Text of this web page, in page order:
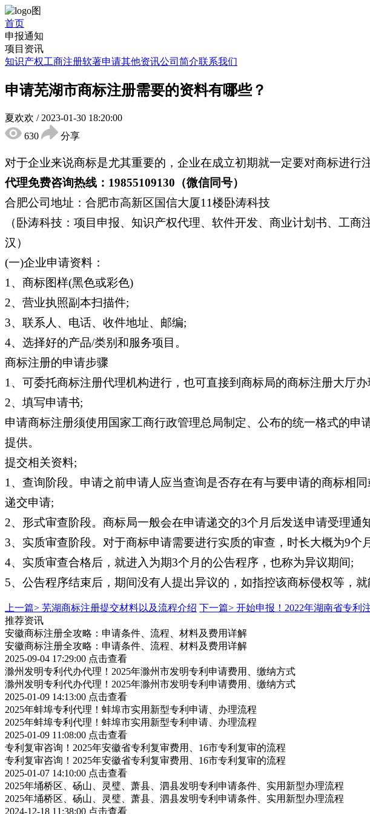
首页
申报通知
项目资讯
知识产权工商注册软著申请其他资讯公司简介联系我们
申请芜湖市商标注册需要的资料有哪些？
夏欢欢 / 2023-01-30 18:20:00
630
分享
对于企业来说商标是尤其重要的，企业在成立初期就一定要对商标进行
代理免费咨询热线：19855109130（微信同号）
合肥公司地址：合肥市高新区国信大厦11楼卧涛科技
（卧涛科技：项目申报、知识产权代理、软件开发、商业计划书、工
汉）
(一)企业申请资料：
1、商标图样(黑色或彩色)
2、营业执照副本扫描件;
3、联系人、电话、收件地址、邮编;
4、选择好的产品/类别和服务项目。
商标注册的申请步骤
1、可委托商标注册代理机构进行，也可直接到商标局的商标注册大厅办
2、填写申请书;
申请商标注册须使用国家工商行政管理总局制定、公布的统一格式的
提供。
提交相关资料;
1、查询阶段。申请之前申请人应当查询是否存在有与要申请的商标相
递交申请;
2、形式审查阶段。商标局一般会在申请递交的3个月后发送申请受理通
3、实质审查阶段。对于商标申请需要进行实质的审查，时长大概为9个月
4、实质审查合格后，就进入为期3个月的公告程序，也称为异议期间;
5、公告程序结束后，期间没有人提出异议的，如指控该商标侵权等，就
上一篇> 芜湖商标注册提交材料以及流程介绍 下一篇> 开始申报！2022年湖南省专利
推荐资讯
安徽商标注册全攻略：申请条件、流程、材料及费用详解
安徽商标注册全攻略：申请条件、流程、材料及费用详解
2025-09-04 17:29:00 点击查看
滁州发明专利代办代理！2025年滁州市发明专利申请费用、缴纳方式
滁州发明专利代办代理！2025年滁州市发明专利申请费用、缴纳方式
2025-01-09 14:13:00 点击查看
2025年蚌埠专利代理！蚌埠市实用新型专利申请、办理流程
2025年蚌埠专利代理！蚌埠市实用新型专利申请、办理流程
2025-01-09 11:08:00 点击查看
专利复审咨询！2025年安徽省专利复审费用、16市专利复审的流程
专利复审咨询！2025年安徽省专利复审费用、16市专利复审的流程
2025-01-07 14:10:00 点击查看
2025年埇桥区、砀山、灵璧、萧县、泗县发明专利申请条件、实用新型办理流程
2025年埇桥区、砀山、灵璧、萧县、泗县发明专利申请条件、实用新型办理流程
2024-12-18 11:38:00 点击查看